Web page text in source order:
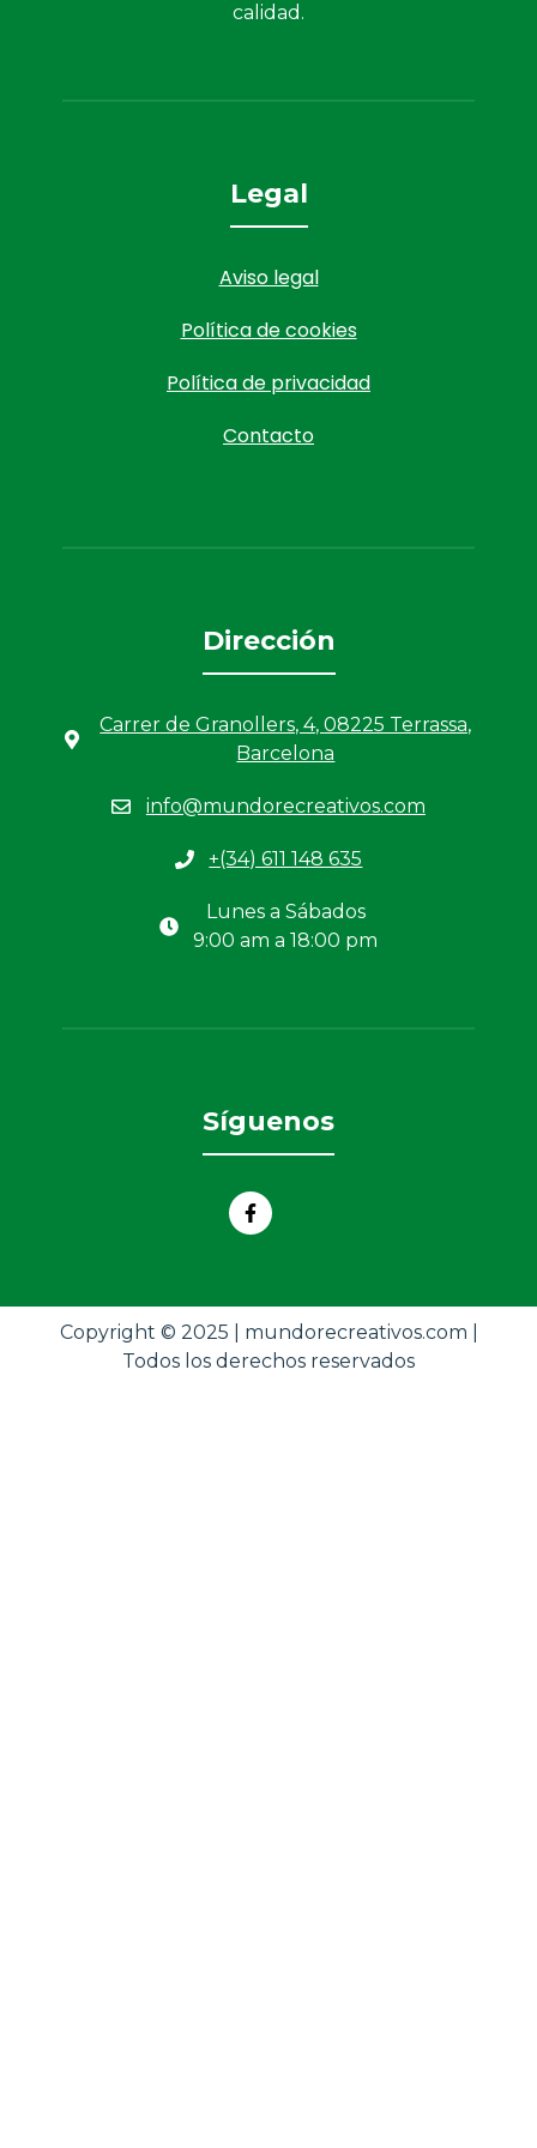
calidad.
Legal
Aviso legal
Política de cookies
Política de privacidad
Contacto
Dirección
Carrer de Granollers, 4, 08225 Terrassa,
Barcelona
info@mundorecreativos.com
+(34) 611 148 635
Lunes a Sábados
9:00 am a 18:00 pm
Síguenos
Copyright © 2025 | mundorecreativos.com |
Todos los derechos reservados